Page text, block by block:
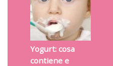
Yogurt: cosa
contiene e